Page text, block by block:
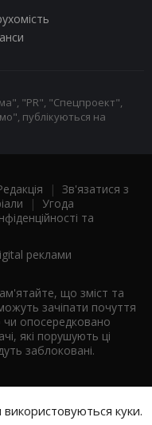
"PR", "Спецпроект",
публікуються на
| Зв'язатися з
| Угода
та
реклами
що зміст та
зачіпати почуття
опосередковано
які порушують ці
заблоковані.
куки.